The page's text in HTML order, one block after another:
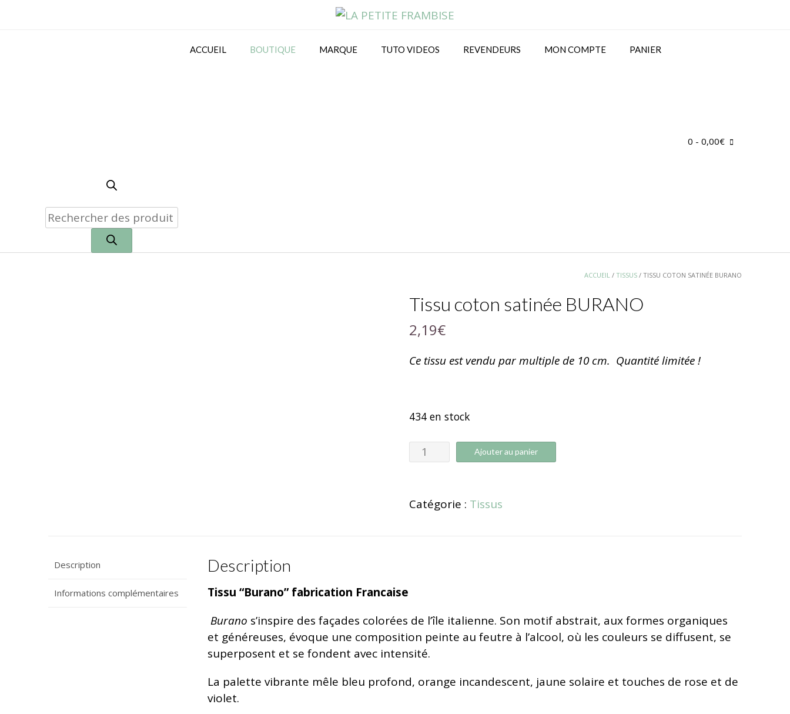
ACCUEIL BOUTIQUE MARQUE TUTO VIDEOS REVENDEURS MON COMPTE PANIER
0 - 0,00€
ACCUEIL / TISSUS / TISSU COTON SATINÉE BURANO
Tissu coton satinée BURANO
2,19€
Ce tissu est vendu par multiple de 10 cm. Quantité limitée !
434 en stock
Ajouter au panier
Catégorie : Tissus
Description
Informations complémentaires
Description
Tissu “Burano” fabrication Francaise
Burano s’inspire des façades colorées de l’île italienne. Son motif abstrait, aux formes organiques
et généreuses, évoque une composition peinte au feutre à l’alcool, où les couleurs se diffusent, se
superposent et se fondent avec intensité.
La palette vibrante mêle bleu profond, orange incandescent, jaune solaire et touches de rose et de
violet.